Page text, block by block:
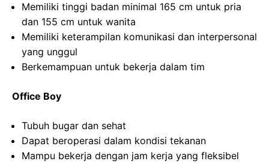
Memiliki tinggi badan minimal 165 cm untuk pria
dan 155 cm untuk wanita
Memiliki keterampilan komunikasi dan interpersonal
yang unggul
Berkemampuan untuk bekerja dalam tim
Office Boy
Tubuh bugar dan sehat
Dapat beroperasi dalam kondisi tekanan
Mampu bekerja dengan jam kerja yang fleksibel